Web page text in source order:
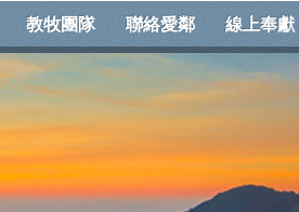
教牧團隊 聯絡愛鄰 線上奉獻